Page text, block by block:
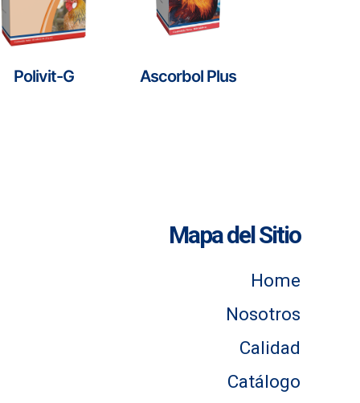
Polivit-G Ascorbol Plus
Mapa del Sitio
Home
Nosotros
Calidad
Catálogo